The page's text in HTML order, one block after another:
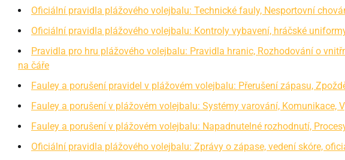
Oficiální pravidla plážového volejbalu: Technické fauly, Nesportovní
Oficiální pravidla plážového volejbalu: Kontroly vybavení, hráčské
Pravidla pro hru plážového volejbalu: Pravidla hranic, Rozhodování o
na čáře
Fauley a porušení pravidel v plážovém volejbalu: Přerušení zápasu,
Fauley a porušení v plážovém volejbalu: Systémy varování, Komunikace,
Fauley a porušení v plážovém volejbalu: Napadnutelné rozhodnutí,
Oficiální pravidla plážového volejbalu: Zprávy o zápase, vedení skóre,